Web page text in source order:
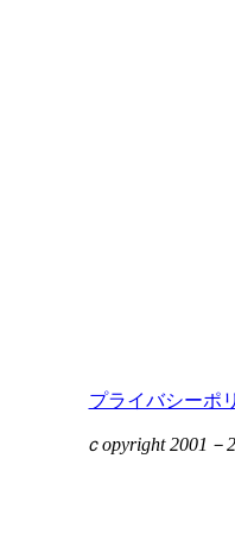
プライバシーポ
ｃopyright 2001－